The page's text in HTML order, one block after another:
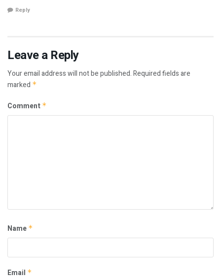
Reply
Leave a Reply
Your email address will not be published.Required fields are
marked *
Comment *
Name *
Email *